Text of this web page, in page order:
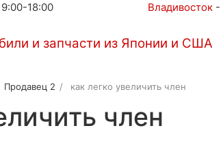
18:00 Владивосток-
Продавец 2 как легко увеличить член
член